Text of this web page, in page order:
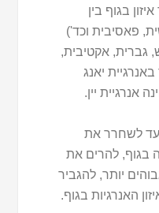
בגוף בין
פאסיבית וכד')
גברית, אקטיבית,
יאנג
אנרגיית יין.
לשחרר את
בגוף, להרים את
יותר, להגביר
האנרגיות בגוף.